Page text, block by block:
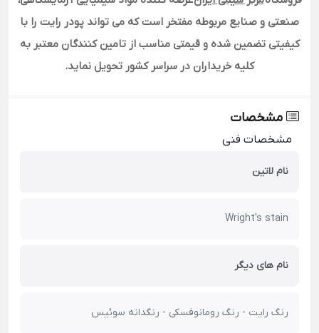
صنعتی و صنایع مربوطه مفتخر است که می تواند پودر رایت را با
کیفیتی تضمین شده و قیمتی مناسب از تامین کنندگان معتبر به
کلیه خریداران در سراسر کشور تحویل نماید.
مشخصات
مشخصات فنی
نام لاتین
Wright's stain
نام های دیگر
رنگ رایت - رنگ رومانوفسکی - رنگدانه سوئیس